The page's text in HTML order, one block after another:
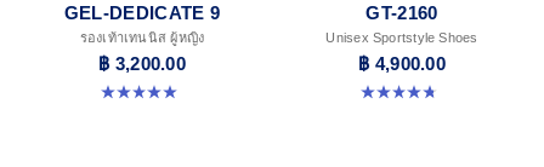
GEL-DEDICATE 9
รองเท้าเทนนิส ผู้หญิง
฿ 3,200.00
5.0 จาก 5 ดาว 1 รีวิว
GT-2160
Unisex Sportstyle Shoes
฿ 4,900.00
4.8 จาก 5 ดาว 457 รีวิว